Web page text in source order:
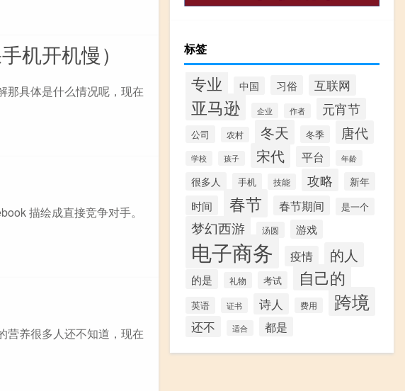
机开机慢）
那具体是什么情况呢，现在
描绘成直接竞争对手。
营养很多人还不知道，现在
标签
专业 中国 习俗 互联网
亚马逊 企业 作者 元宵节
公司 农村 冬天 冬季 唐代
学校 孩子 宋代 平台 年龄
很多人 手机 技能 攻略 新年
时间 春节 春节期间 是一个
梦幻西游 汤圆 游戏
电子商务 疫情 的人
的是 礼物 考试 自己的
英语 证书 诗人 费用 跨境
还不 适合 都是